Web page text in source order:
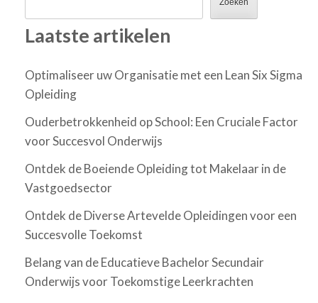
Zoeken
Laatste artikelen
Optimaliseer uw Organisatie met een Lean Six Sigma
Opleiding
Ouderbetrokkenheid op School: Een Cruciale Factor
voor Succesvol Onderwijs
Ontdek de Boeiende Opleiding tot Makelaar in de
Vastgoedsector
Ontdek de Diverse Artevelde Opleidingen voor een
Succesvolle Toekomst
Belang van de Educatieve Bachelor Secundair
Onderwijs voor Toekomstige Leerkrachten